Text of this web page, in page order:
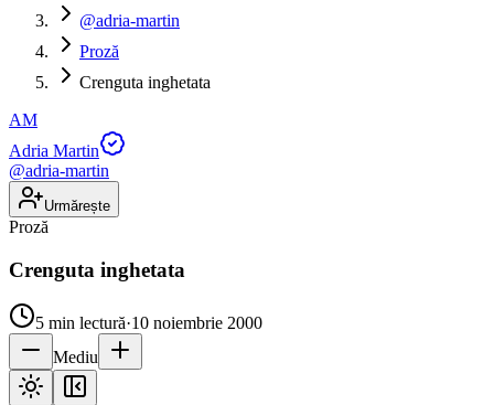
@adria-martin
Proză
Crenguta inghetata
AM
Adria Martin
@adria-martin
Urmărește
Proză
Crenguta inghetata
5 min lectură·10 noiembrie 2000
Mediu